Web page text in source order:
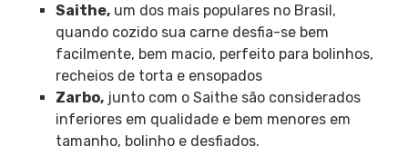
Saithe,um dos mais populares no Brasil,
quando cozido sua carne desfia-se bem
facilmente, bem macio, perfeito para bolinhos,
recheios de torta e ensopados
Zarbo,junto com o Saithe são considerados
inferiores em qualidade e bem menores em
tamanho, bolinho e desfiados.